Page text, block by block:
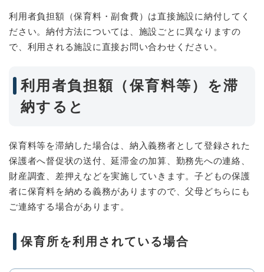
利用者負担額（保育料・副食費）は直接施設に納付してく
ださい。納付方法については、施設ごとに異なりますの
で、利用される施設に直接お問い合わせください。
利用者負担額（保育料等）を滞
納すると
保育料等を滞納した場合は、納入義務者として登録された
保護者へ督促状の送付、延滞金の加算、勤務先への連絡、
財産調査、差押えなどを実施していきます。子どもの保護
者に保育料を納める義務がありますので、父母どちらにも
ご連絡する場合があります。
保育所を利用されている場合